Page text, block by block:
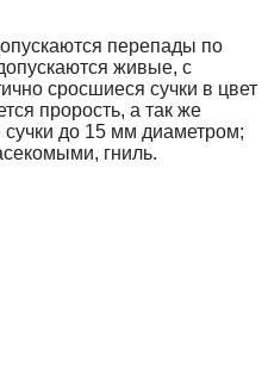
перепады по
живые, с
сросшиеся сучки в цвет
прорость, а так же
до 15 мм диаметром;
гниль.